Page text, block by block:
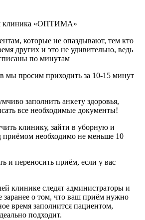
которые не опаздывают, тем кто
других и это не удивительно, ведь
по минутам
мы просим приходить за 10-15 минут
заполнить анкету здоровья,
все необходимые документы!
клинику, зайти в уборную и
приёмом необходимо не меньше 10
и переносить приём, если у вас
клинике следят администраторы и
заранее о том, что ваш приём нужно
время заполнится пациентом,
подходит.